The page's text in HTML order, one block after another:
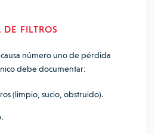
FILTROS
causa número uno de pérdida
debe documentar:
(limpio, sucio, obstruido).